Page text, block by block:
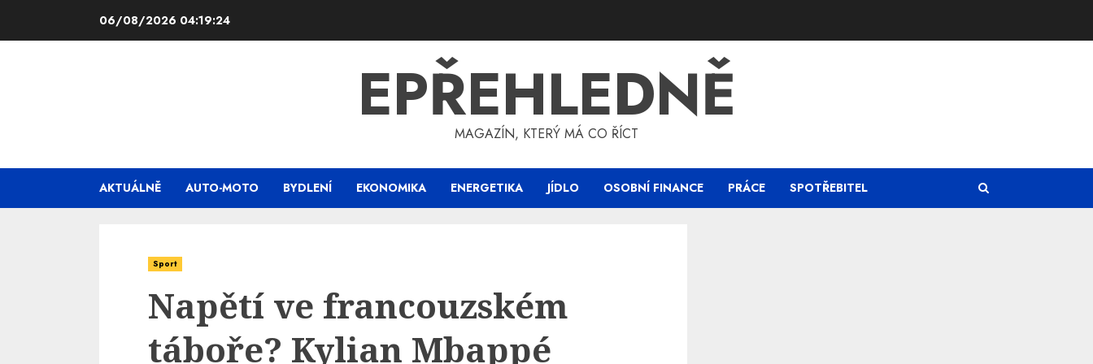
06/08/2026 04:19:25
EPŘEHLEDNĚ
MAGAZÍN, KTERÝ MÁ CO ŘÍCT
AKTUÁLNĚ AUTO-MOTO BYDLENÍ EKONOMIKA ENERGETIKA JÍDLO OSOBNÍ FINANCE PRÁCE SPOTŘEBITEL
Sport
Napětí ve francouzském
táboře? Kylian Mbappé